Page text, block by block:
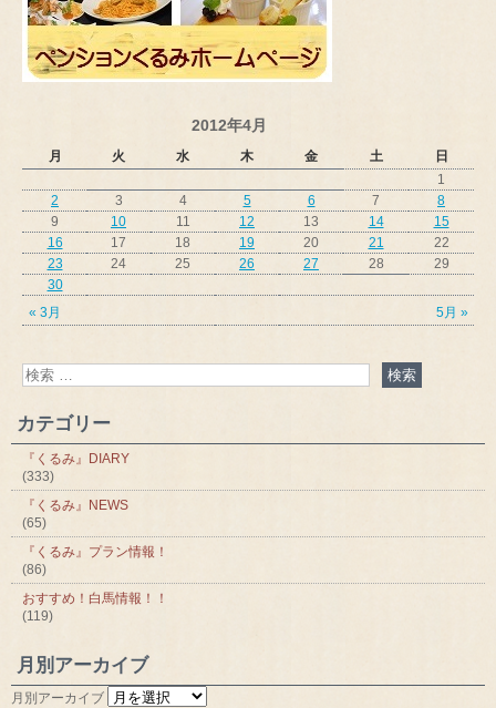
2012年4月
月 火 水 木 金 土 日
« 3月 5月 »
1
2
3 4 5 6 7
8
9
10 11 12 13 14
15
16
17 18 19 20 21
22
23
24 25 26 27 28
29
30
カテゴリー
『くるみ』DIARY
(333)
『くるみ』NEWS
(65)
『くるみ』プラン情報！
(86)
おすすめ！白馬情報！！
(119)
月別アーカイブ
月別アーカイブ